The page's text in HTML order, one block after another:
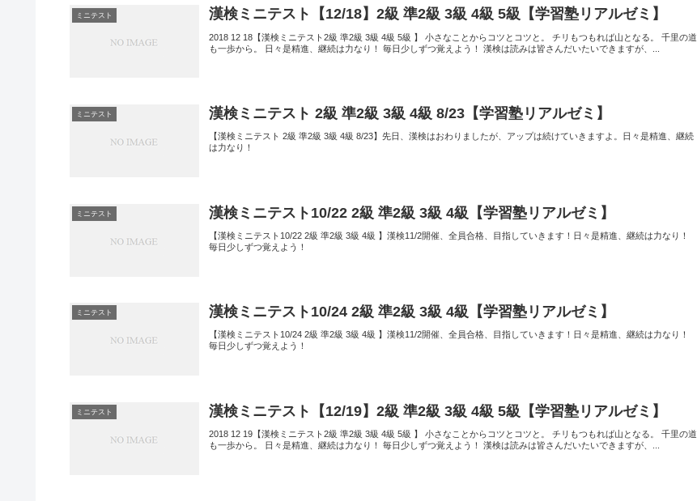
ミニテスト 漢検ミニテスト【12/18】2級 準2級 3級 4級 5級【学習塾リアルゼミ】
2018 12 18【漢検ミニテスト2級 準2級 3級 4級 5級 】 小さなことからコツとコツと。 チリもつもれば山となる。 千里の道
も一歩から。 日々是精進、継続は力なり！ 毎日少しずつ覚えよう！ 漢検は読みは皆さんだいたいできますが、...
ミニテスト 漢検ミニテスト 2級 準2級 3級 4級 8/23【学習塾リアルゼミ】
【漢検ミニテスト 2級 準2級 3級 4級 8/23】先日、漢検はおわりましたが、アップは続けていきますよ。日々是精進、継続
は力なり！
ミニテスト 漢検ミニテスト10/22 2級 準2級 3級 4級【学習塾リアルゼミ】
【漢検ミニテスト10/22 2級 準2級 3級 4級 】漢検11/2開催、全員合格、目指していきます！日々是精進、継続は力なり！
毎日少しずつ覚えよう！
ミニテスト 漢検ミニテスト10/24 2級 準2級 3級 4級【学習塾リアルゼミ】
【漢検ミニテスト10/24 2級 準2級 3級 4級 】漢検11/2開催、全員合格、目指していきます！日々是精進、継続は力なり！
毎日少しずつ覚えよう！
ミニテスト 漢検ミニテスト【12/19】2級 準2級 3級 4級 5級【学習塾リアルゼミ】
2018 12 19【漢検ミニテスト2級 準2級 3級 4級 5級 】 小さなことからコツとコツと。 チリもつもれば山となる。 千里の道
も一歩から。 日々是精進、継続は力なり！ 毎日少しずつ覚えよう！ 漢検は読みは皆さんだいたいできますが、...